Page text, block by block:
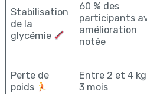
Stabilisation
de la
glycémie
60 % des
participants
amélioration
notée
Perte de
poids
Entre 2 et 4
3 mois